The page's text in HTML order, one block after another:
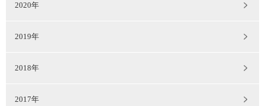
2020年
2019年
2018年
2017年